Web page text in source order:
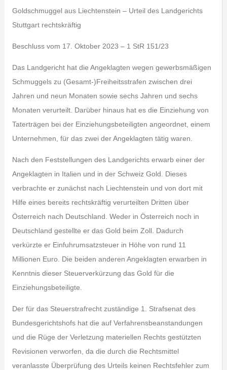
Goldschmuggel aus Liechtenstein – Urteil des Landgerichts
Stuttgart rechtskräftig
Beschluss vom 17. Oktober 2023 – 1 StR 151/23
Das Landgericht hat die Angeklagten wegen gewerbsmäßigen
Schmuggels zu (Gesamt-)Freiheitsstrafen zwischen drei
Jahren und neun Monaten sowie sechs Jahren und sechs
Monaten verurteilt. Darüber hinaus hat es die Einziehung von
Taterträgen bei der Einziehungsbeteiligten angeordnet, einem
Unternehmen, für das zwei der Angeklagten tätig waren.
Nach den Feststellungen des Landgerichts erwarb einer der
Angeklagten in Italien und in der Schweiz Gold. Dieses
verbrachte er zunächst nach Liechtenstein und von dort mit
Hilfe eines bereits rechtskräftig verurteilten Dritten über
Österreich nach Deutschland. Weder in Österreich noch in
Deutschland gestellte er das Gold beim Zoll. Dadurch
verkürzte er Einfuhrumsatzsteuer in Höhe von rund 11
Millionen Euro. Die beiden anderen Angeklagten erwarben in
Kenntnis dieser Steuerverkürzung das Gold für die
Einziehungsbeteiligte.
Der für das Steuerstrafrecht zuständige 1. Strafsenat des
Bundesgerichtshofs hat die auf Verfahrensbeanstandungen
und die Rüge der Verletzung materiellen Rechts gestützten
Revisionen verworfen, da die durch die Rechtsmittel
veranlasste Überprüfung des Urteils keinen Rechtsfehler zum